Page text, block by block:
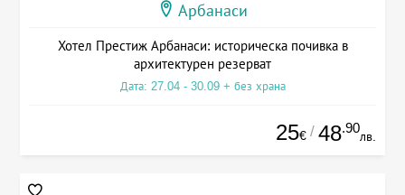
Арбанаси
Хотел Престиж Арбанаси: историческа почивка в
архитектурен резерват
Дата: 27.04 - 30.09 + без храна
25€ / 48.90
лв.